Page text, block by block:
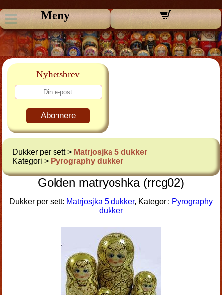
Meny
Nyhetsbrev
Abonnere
Dukker per sett > Matrjosjka 5 dukker
Kategori > Pyrography dukker
Golden matryoshka (rrcg02)
Dukker per sett: Matrjosjka 5 dukker, Kategori: Pyrography
dukker